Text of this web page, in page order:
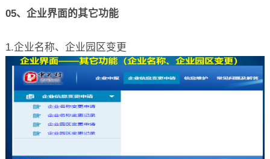
05、企业界面的其它功能
1.企业名称、企业园区变更